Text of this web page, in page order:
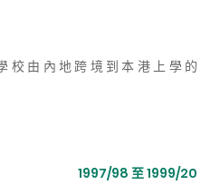
校 由 內 地 跨 境 到 本 港 上 學 的
1997/98 至 1999/2000